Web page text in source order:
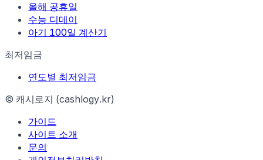
올해 공휴일
수능 디데이
아기 100일 계산기
최저임금
연도별 최저임금
© 캐시로지 (cashlogy.kr)
가이드
사이트 소개
문의